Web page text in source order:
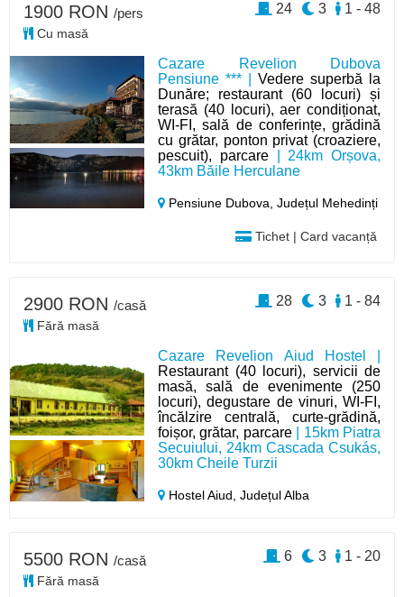
Cazare Revelion Dubova
Pensiune *** |Vedere superbă la
Dunăre; restaurant (60 locuri) și
terasă (40 locuri), aer condiționat,
WI-FI, sală de conferințe, grădină
cu grătar, ponton privat (croaziere,
pescuit), parcare| 24km Orșova,
43km Băile Herculane
Pensiune Dubova,Județul Mehedinți
Tichet | Card vacanță
1900 RON /pers
Cu masă
1 - 48
3
24
Cazare Revelion Aiud Hostel |
Restaurant (40 locuri), servicii de
masă, sală de evenimente (250
locuri), degustare de vinuri, WI-FI,
încălzire centrală, curte-grădină,
foișor, grătar, parcare| 15km Piatra
Secuiului, 24km Cascada Csukás,
30km Cheile Turzii
Hostel Aiud,Județul Alba
2900 RON /casă
Fără masă
1 - 84
3
28
5500 RON /casă
Fără masă
1 - 20
3
6